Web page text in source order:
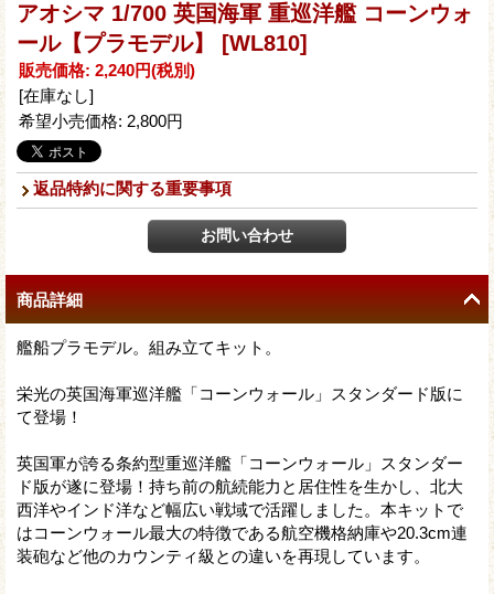
アオシマ 1/700 英国海軍 重巡洋艦 コーンウォ
ール【プラモデル】
[WL810]
販売価格: 2,240円(税別)
[在庫なし]
希望小売価格: 2,800円
返品特約に関する重要事項
商品詳細
艦船プラモデル。組み立てキット。
栄光の英国海軍巡洋艦「コーンウォール」スタンダード版に
て登場！
英国軍が誇る条約型重巡洋艦「コーンウォール」スタンダー
ド版が遂に登場！持ち前の航続能力と居住性を生かし、北大
西洋やインド洋など幅広い戦域で活躍しました。本キットで
はコーンウォール最大の特徴である航空機格納庫や20.3cm連
装砲など他のカウンティ級との違いを再現しています。